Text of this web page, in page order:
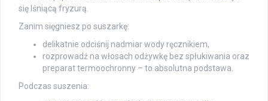
się lśniącą fryzurą.
Zanim sięgniesz po suszarkę:
delikatnie odciśnij nadmiar wody ręcznikiem,
rozprowadź na włosach odżywkę bez spłukiwania oraz
preparat termoochronny – to absolutna podstawa.
Podczas suszenia: